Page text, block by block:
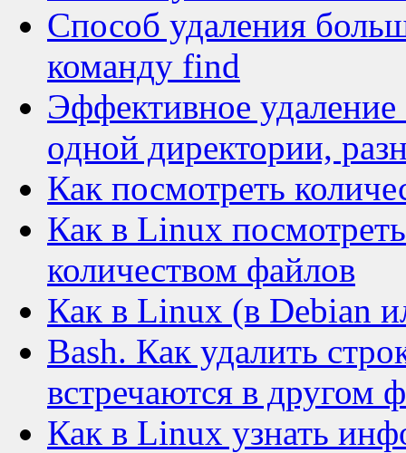
Способ удаления
команду find
Эффективное
одной директории,
Как посмотреть
Как в Linux
количеством файлов
Как в Linux (в Debian
Bash. Как удалить
встречаются в другом
Как в Linux узнать